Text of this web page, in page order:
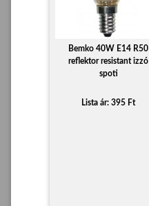
Bemko 40W E14 R50
reflektor resistant izzó
spoti
Lista ár: 395 Ft